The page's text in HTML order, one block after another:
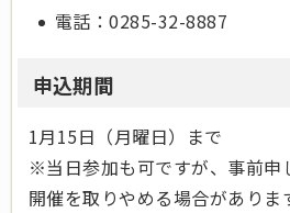
電話：0285-32-8887
申込期間
1月15日（月曜日）まで
※当日参加も可ですが、事前申
開催を取りやめる場合がありま